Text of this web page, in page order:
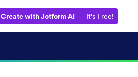
Create with Jotform AI — It's Free!